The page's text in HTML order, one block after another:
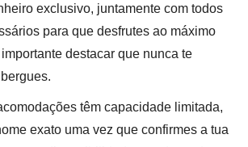
exclusivo, juntamente com todos
para que desfrutes ao máximo
destacar que nunca te
têm capacidade limitada,
exato uma vez que confirmes a tua